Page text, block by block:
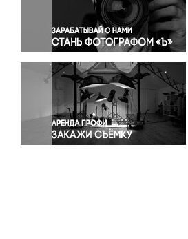
Правосудие
Происшествия и конфликты
Религия
Светская жизнь
Спорт
Экология
Экономика и бизнес